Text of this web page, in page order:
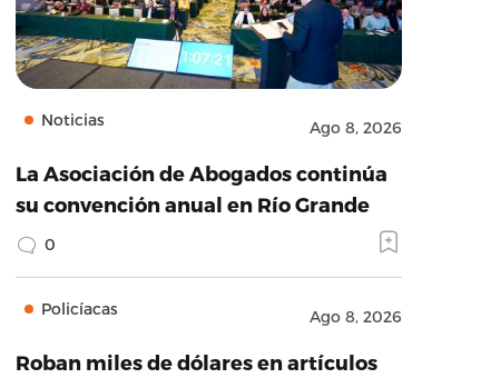
Noticias Ago 8, 2026
La Asociación de Abogados continúa
su convención anual en Río Grande
0
Policíacas Ago 8, 2026
Roban miles de dólares en artículos